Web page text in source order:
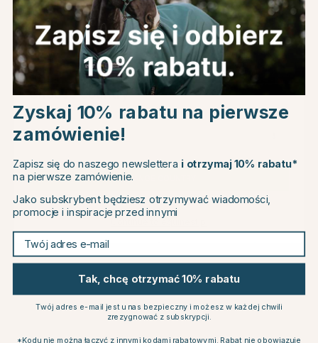
Recenzje
Powiązane produkty
30
ARIAT
533.99 zł
Ocena: 4.1 na 5 gwiazdek
PARLANTI PASSION
836.99 zł
Ocena: 5.0 na 5
Choose country
EU
CHANGE COUNTRY
Zyskaj 10% rabatu na pierwsze
zamówienie!
Zapisz się do naszego newslettera i otrzymaj 10% rabatu*
na pierwsze zamówienie.
Jako subskrybent będziesz otrzymywać wiadomości,
promocje i inspiracje przed innymi
Twój adres e-mail
Tak, chcę otrzymać 10% rabatu
Twój adres e-mail jest u nas bezpieczny i możesz w każdej chwili
zrezygnować z subskrypcji.
*Kodu nie można łączyć z innymi kodami rabatowymi. Rabat nie obowiązuje